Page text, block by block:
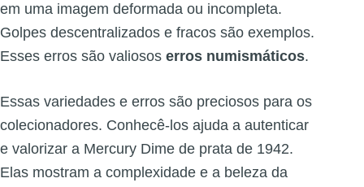
em uma imagem deformada ou incompleta.
Golpes descentralizados e fracos são exemplos.
Esses erros são valiosos erros numismáticos.
Essas variedades e erros são preciosos para os
colecionadores. Conhecê-los ajuda a autenticar
e valorizar a Mercury Dime de prata de 1942.
Elas mostram a complexidade e a beleza da